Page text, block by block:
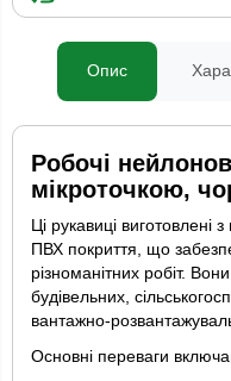
Опис
Робочі
мікроточкою,
Ці рукавиці виготовлені
ПВХ покриття, що
різноманітних робіт.
будівельних,
вантажно-
Основні переваги